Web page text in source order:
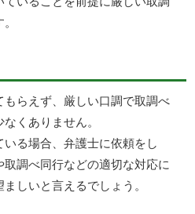
らえず、厳しい口調で取調べ
くありません。
る場合、弁護士に依頼をし
取調べ同行などの適切な対応に
しいと言えるでしょう。